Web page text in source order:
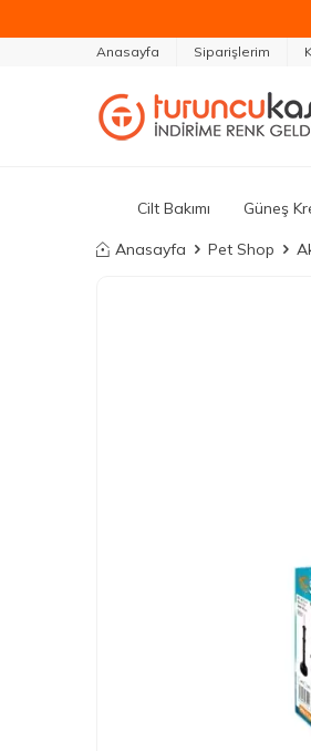
Anasayfa Siparişlerim
Cilt Bakımı Güneş
Anasayfa Pet Shop